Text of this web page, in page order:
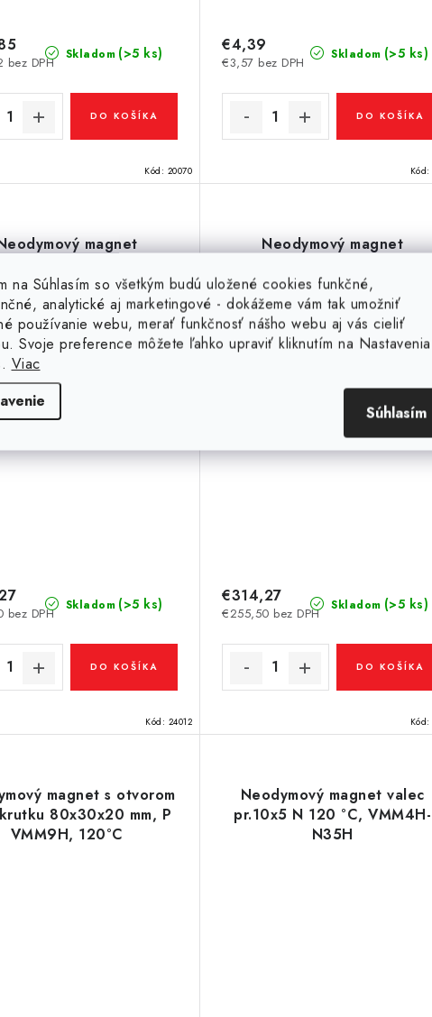
na Súhlasím so všetkým budú uložené cookies funkčné,
analytické aj marketingové - dokážeme vám tak umožniť
používanie webu, merať funkčnosť nášho webu aj vás cieliť
Svoje preference môžete ľahko upraviť kliknutím na Nastavenia
Viac
Súhlasím
Skladom (>5 ks)
bez DPH
DO KOŠÍKA
Kód: 20070
Skladom (>5 ks)
€3,57 bez DPH
€4,39
DO KOŠÍKA
Kód:
magnet
N 120 °C, VMM4H-
N35H
Skladom (>5 ks)
bez DPH
DO KOŠÍKA
Kód: 24012
Neodymový magnet
N 120 °C, VMM4H-N35H
Skladom (>5 ks)
€255,50 bez DPH
€314,27
DO KOŠÍKA
Kód:
magnet s otvorom
80x30x20 mm, P
VMM9H, 120°C
Neodymový magnet valec
pr.10x5 N 120 °C, VMM4H-
N35H